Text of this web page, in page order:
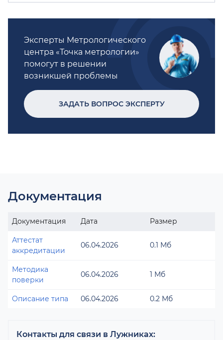
Эксперты Метрологического
центра «Точка метрологии»
помогут в решении
возникшей проблемы
ЗАДАТЬ ВОПРОС ЭКСПЕРТУ
Документация
Документация Дата Размер
Аттестат
аккредитации
06.04.2026 0.1 Мб
Методика
поверки
06.04.2026 1 Мб
Описание типа 06.04.2026 0.2 Мб
Контакты для связи в Лужниках: